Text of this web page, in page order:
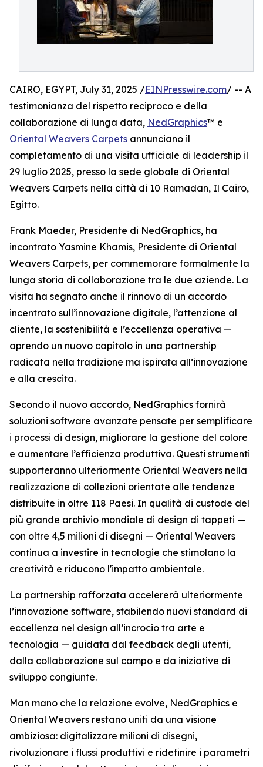
CAIRO, EGYPT, July 31, 2025 /EINPresswire.com/ -- A
testimonianza del rispetto reciproco e della
collaborazione di lunga data, NedGraphics™ e
Oriental Weavers Carpets annunciano il
completamento di una visita ufficiale di leadership il
29 luglio 2025, presso la sede globale di Oriental
Weavers Carpets nella città di 10 Ramadan, Il Cairo,
Egitto.
Frank Maeder, Presidente di NedGraphics, ha
incontrato Yasmine Khamis, Presidente di Oriental
Weavers Carpets, per commemorare formalmente la
lunga storia di collaborazione tra le due aziende. La
visita ha segnato anche il rinnovo di un accordo
incentrato sull’innovazione digitale, l’attenzione al
cliente, la sostenibilità e l’eccellenza operativa —
aprendo un nuovo capitolo in una partnership
radicata nella tradizione ma ispirata all’innovazione
e alla crescita.
Secondo il nuovo accordo, NedGraphics fornirà
soluzioni software avanzate pensate per semplificare
i processi di design, migliorare la gestione del colore
e aumentare l’efficienza produttiva. Questi strumenti
supporteranno ulteriormente Oriental Weavers nella
realizzazione di collezioni orientate alle tendenze
distribuite in oltre 118 Paesi. In qualità di custode del
più grande archivio mondiale di design di tappeti —
con oltre 4,5 milioni di disegni — Oriental Weavers
continua a investire in tecnologie che stimolano la
creatività e riducono l'impatto ambientale.
La partnership rafforzata accelererà ulteriormente
l’innovazione software, stabilendo nuovi standard di
eccellenza nel design all’incrocio tra arte e
tecnologia — guidata dal feedback degli utenti,
dalla collaborazione sul campo e da iniziative di
sviluppo congiunte.
Man mano che la relazione evolve, NedGraphics e
Oriental Weavers restano uniti da una visione
ambiziosa: digitalizzare milioni di disegni,
rivoluzionare i flussi produttivi e ridefinire i parametri